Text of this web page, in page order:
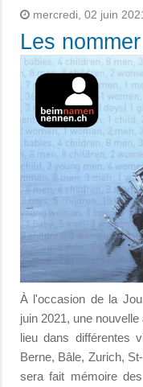
mercredi, 02 juin
Les
À l'occasion de la
juin 2021, une nouvelle
lieu dans différentes
Berne, Bâle, Zurich,
sera fait mémoire